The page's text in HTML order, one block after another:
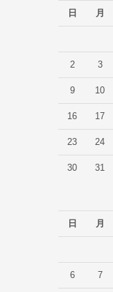
日
月
2 3
9 10
16 17
23 24
30 31
日
月
6 7